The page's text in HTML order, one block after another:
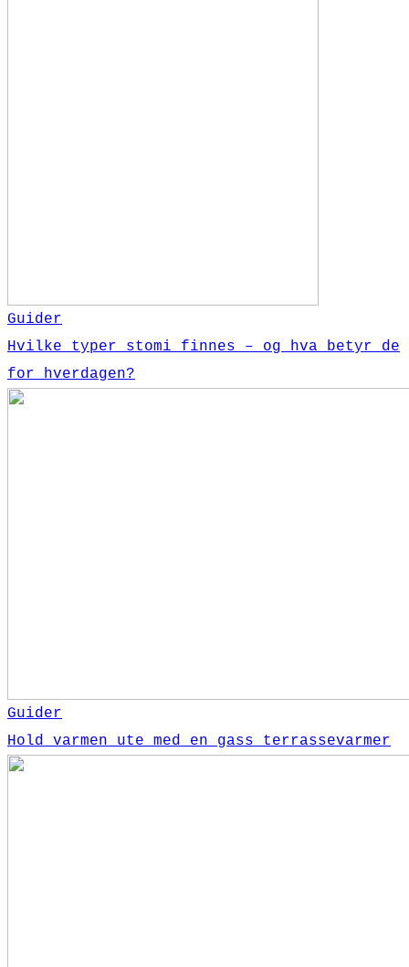
Guider
Hvilke typer stomi finnes – og hva betyr de
for hverdagen?
Guider
Hold varmen ute med en gass terrassevarmer